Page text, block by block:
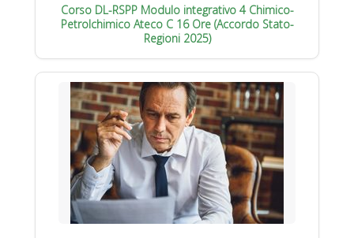
Corso DL-RSPP Modulo integrativo 4 Chimico-
Petrolchimico Ateco C 16 Ore (Accordo Stato-
Regioni 2025)